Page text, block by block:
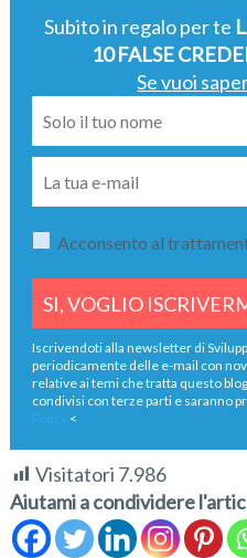
Subito in regalo per te
10 FALSE
Se vuoi
Acconsento al
Iscrivendoti alla newsletter di
periodicamente delle e-mail con
relative ai temi che tratta questo
condivisi con terze parti e saranno
Policy
<
Visitatori 7.986
Aiutami a condividere